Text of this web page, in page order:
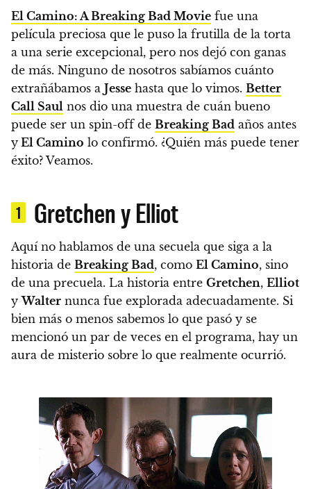
El Camino: A Breaking Bad Movie fue una
película preciosa que le puso la frutilla de la torta
a una serie excepcional, pero nos dejó con ganas
de más. Ninguno de nosotros sabíamos cuánto
extrañábamos a Jesse hasta que lo vimos. Better
Call Saul nos dio una muestra de cuán bueno
puede ser un spin-off de Breaking Bad años antes
y El Camino lo confirmó. ¿Quién más puede tener
éxito? Veamos.
1 Gretchen y Elliot
Aquí no hablamos de una secuela que siga a la
historia de Breaking Bad, como El Camino, sino
de una precuela. La historia entre Gretchen, Elliot
yWalter nunca fue explorada adecuadamente. Si
bien más o menos sabemos lo que pasó y se
mencionó un par de veces en el programa, hay un
aura de misterio sobre lo que realmente ocurrió.